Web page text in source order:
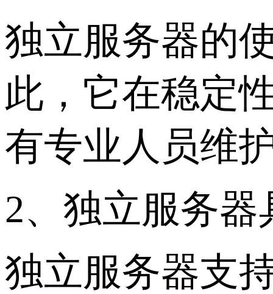
独立服务器的
此，它在稳定
有专业人员维
2、独立服务器
独立服务器支